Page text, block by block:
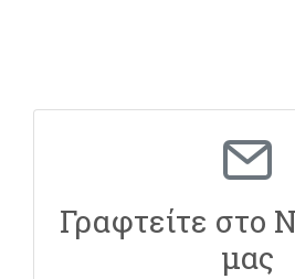
Γραφτείτε στο
μας